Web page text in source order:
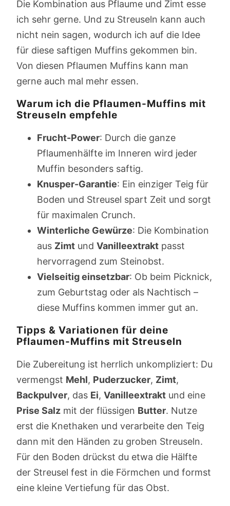
Die Kombination aus Pflaume und Zimt esse
ich sehr gerne. Und zu Streuseln kann auch
nicht nein sagen, wodurch ich auf die Idee
für diese saftigen Muffins gekommen bin.
Von diesen Pflaumen Muffins kann man
gerne auch mal mehr essen.
Warum ich die Pflaumen-Muffins mit
Streuseln empfehle
Frucht-Power: Durch die ganze
Pflaumenhälfte im Inneren wird jeder
Muffin besonders saftig.
Knusper-Garantie: Ein einziger Teig für
Boden und Streusel spart Zeit und sorgt
für maximalen Crunch.
Winterliche Gewürze: Die Kombination
aus Zimt und Vanilleextrakt passt
hervorragend zum Steinobst.
Vielseitig einsetzbar: Ob beim Picknick,
zum Geburtstag oder als Nachtisch –
diese Muffins kommen immer gut an.
Tipps & Variationen für deine
Pflaumen-Muffins mit Streuseln
Die Zubereitung ist herrlich unkompliziert: Du
vermengst Mehl, Puderzucker, Zimt,
Backpulver, das Ei, Vanilleextrakt und eine
Prise Salz mit der flüssigen Butter. Nutze
erst die Knethaken und verarbeite den Teig
dann mit den Händen zu groben Streuseln.
Für den Boden drückst du etwa die Hälfte
der Streusel fest in die Förmchen und formst
eine kleine Vertiefung für das Obst.